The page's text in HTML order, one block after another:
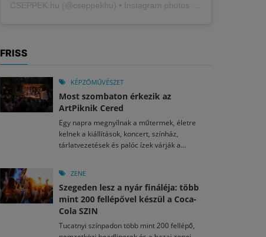
CSEPPEK.hu (@cseppekhu ) • Instagram photos and videos
FRISS
KÉPZŐMŰVÉSZET
Most szombaton érkezik az
ArtPiknik Cered
Egy napra megnyílnak a műtermek, életre
kelnek a kiállítások, koncert, színház,
tárlatvezetések és palóc ízek várják a...
ZENE
Szegeden lesz a nyár fináléja: több
mint 200 fellépővel készül a Coca-
Cola SZIN
Tucatnyi színpadon több mint 200 fellépő,